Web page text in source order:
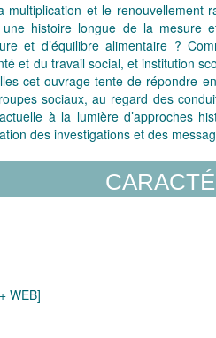
et le renouvellement
histoire longue de la
et d’équilibre alimentaire ?
et du travail social, et institution
cet ouvrage tente de répondre
sociaux, au regard des
à la lumière d’approches
des investigations et des
WEB]